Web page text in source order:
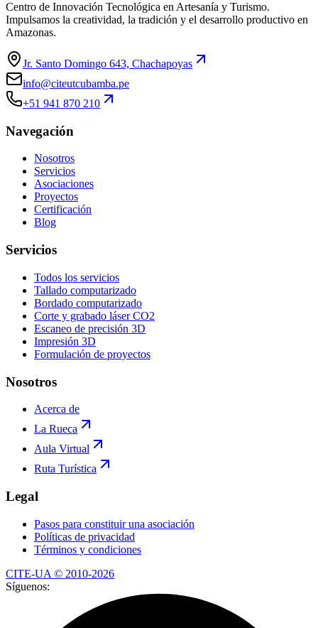
Centro de Innovación Tecnológica en Artesanía y Turismo.
Impulsamos la creatividad, la tradición y el desarrollo productivo en
Amazonas.
Jr. Santo Domingo 643, Chachapoyas
info@citeutcubamba.pe
+51 941 870 210
Navegación
Nosotros
Servicios
Asociaciones
Proyectos
Certificación
Blog
Servicios
Todos los servicios
Tallado computarizado
Bordado computarizado
Corte y grabado láser CO2
Escaneo de precisión 3D
Impresión 3D
Formulación de proyectos
Nosotros
Acerca de
La Rueca
Aula Virtual
Ruta Turística
Legal
Pasos para constituir una asociación
Políticas de privacidad
Términos y condiciones
CITE-UA © 2010-2026
Síguenos: